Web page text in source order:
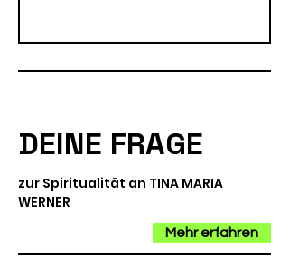
DEINE FRAGE
zur Spiritualität an TINA MARIA
WERNER
Mehr erfahren